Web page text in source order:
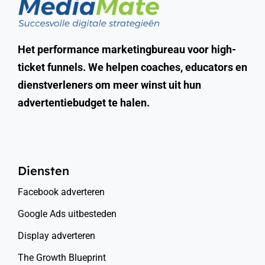
Het performance marketingbureau voor high-
ticket funnels. We helpen coaches, educators en
dienstverleners om meer winst uit hun
advertentiebudget te halen.
Diensten
Facebook adverteren
Google Ads uitbesteden
Display adverteren
The Growth Blueprint